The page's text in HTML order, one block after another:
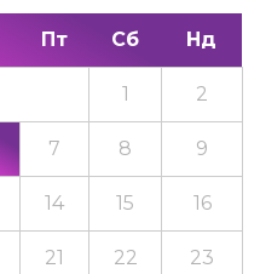
Пт Сб Нд
1 2
7 8 9
14 15 16
21 22 23